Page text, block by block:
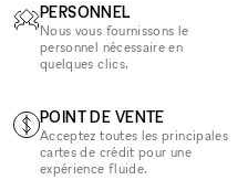
PERSONNEL
Nous vous fournissons le
personnel nécessaire en
quelques clics.
POINT DE VENTE
Acceptez toutes les principales
cartes de crédit pour une
expérience fluide.